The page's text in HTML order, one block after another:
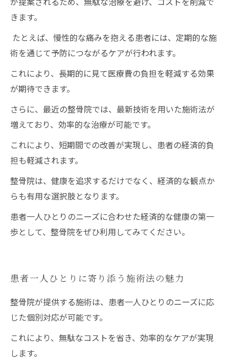
きます。
たとえば、慢性的な痛みを抱える患者には、定期的な施
術を通じて予防につながるケアが行われます。
これにより、長期的に見て医療費の負担を軽減する効果
が期待できます。
さらに、最近の整骨院では、最新技術を用いた施術法が
増えており、効率的な治療が可能です。
これにより、短期間での改善が実現し、患者の経済的負
担も軽減されます。
整骨院は、健康を追求するだけでなく、経済的な観点か
らも有用な選択肢となります。
患者一人ひとりのニーズに合わせた経済的な健康の第一
歩として、整骨院をぜひ利用してみてください。
患者一人ひとりに寄り添う施術法の魅力
整骨院が提供する施術は、患者一人ひとりのニーズに応
じた個別対応が可能です。
これにより、無駄なコストを省き、効率的なケアが実現
します。